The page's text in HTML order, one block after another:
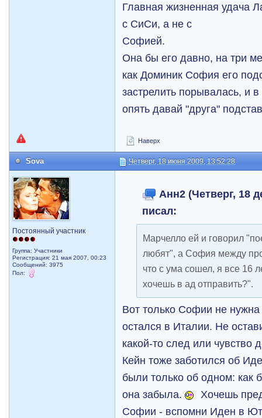
Главная жизненная удача
с СиСи, а не с
Софией.
Она бы его давно, на три
как Доминик София его
застрелить порывалась, и
опять давай "друга"
Наверх
Sova Четверг, 18 июня 2009, 13:52:28
Постоянный участник
Группа: Участники
Регистрация: 21 мая 2007, 00:23
Сообщений: 3975
Пол:
Анн2 (Четверг, 18
писал:
Марчелло ей и говорил
любят", а София между
что с ума сошел, я все 16
хочешь в ад отправить?".
Вот только Софии не
остался в Италии. Не
какой-то след или чувство
Кейн тоже заботился об
были только об одном: как
она забыла.
Хочешь
Софии - вспомни Иден в